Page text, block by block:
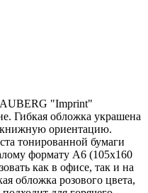
"Imprint"
Гибкая обложка украшена
ориентацию.
тонированной бумаги
формату А6 (105х160
как в офисе, так и на
обложка розового цвета,